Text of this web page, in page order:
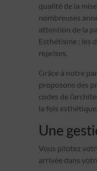
qualité de la
nombreuses
attention de la
Esthétisme : les
reprises.
Grâce à notre
proposons des
codes de
la fois
Une
Vous pilotez
arrivée dans